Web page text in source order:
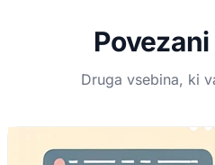
Druga vsebina, ki